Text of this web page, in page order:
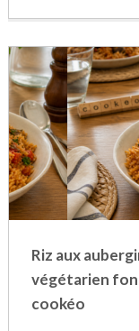
Riz aux
végétarien
cookéo